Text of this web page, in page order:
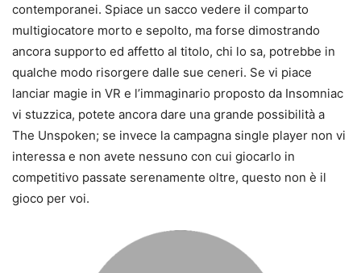
contemporanei. Spiace un sacco vedere il comparto
multigiocatore morto e sepolto, ma forse dimostrando
ancora supporto ed affetto al titolo, chi lo sa, potrebbe in
qualche modo risorgere dalle sue ceneri. Se vi piace
lanciar magie in VR e l’immaginario proposto da Insomniac
vi stuzzica, potete ancora dare una grande possibilità a
The Unspoken; se invece la campagna single player non vi
interessa e non avete nessuno con cui giocarlo in
competitivo passate serenamente oltre, questo non è il
gioco per voi.